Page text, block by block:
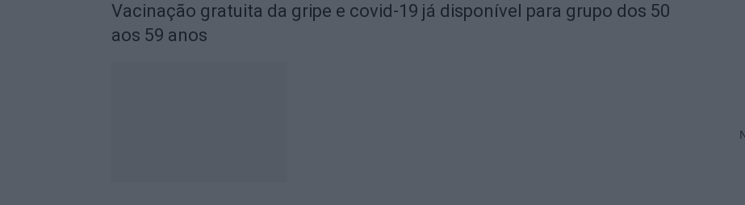
Vacinação gratuita da gripe e covid-19 já disponível para grupo dos 50
aos 59 anos